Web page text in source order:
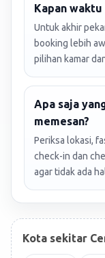
Kapan
Untuk akhir
booking lebih
pilihan kamar
Apa saja
memesan?
Periksa lokasi,
check-in dan
agar tidak ada
Kota sekitar